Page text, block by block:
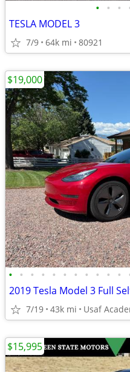
• • •
TESLA MODEL 3
7/9 64k mi 80921
• • • • • • • • • • •
2019 Tesla Model 3 Full
7/19 43k mi Usaf
$19,000
$15,995